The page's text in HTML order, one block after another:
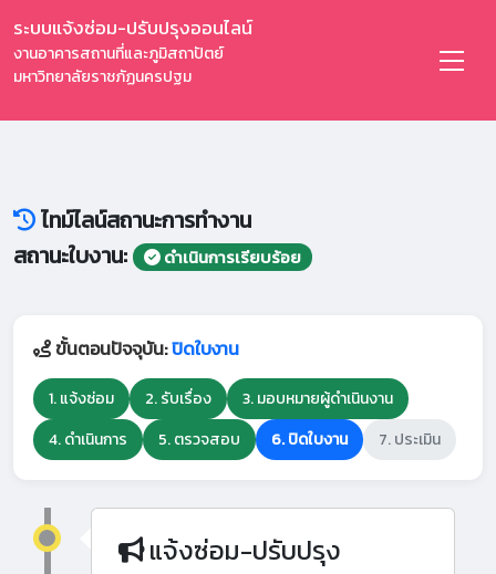
ระบบแจ้งซ่อม-ปรับปรุงออนไลน์
งานอาคารสถานที่และภูมิสถาปัตย์
มหาวิทยาลัยราชภัฏนครปฐม
ไทม์ไลน์สถานะการทำงาน
สถานะใบงาน:
ดำเนินการเรียบร้อย
ขั้นตอนปัจจุบัน:ปิดใบงาน
1. แจ้งซ่อม 2. รับเรื่อง
3. มอบหมายผู้ดำเนินงาน
4. ดำเนินการ
5. ตรวจสอบ 6. ปิดใบงาน 7. ประเมิน
แจ้งซ่อม-ปรับปรุง